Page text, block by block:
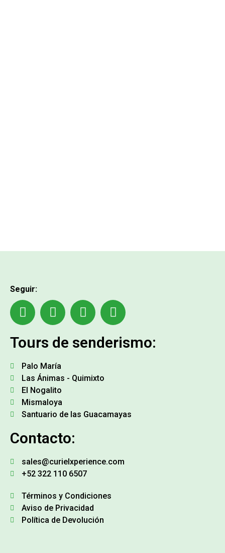
Seguir:
Tours de senderismo:
Palo María
Las Ánimas - Quimixto
El Nogalito
Mismaloya
Santuario de las Guacamayas
Contacto:
sales@curielxperience.com
+52 322 110 6507
Términos y Condiciones
Aviso de Privacidad
Política de Devolución